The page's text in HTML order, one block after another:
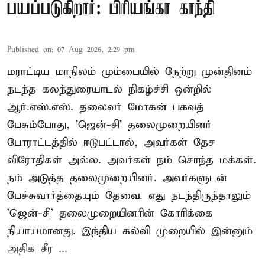
பயப்படுகிறார்: பிரியங்கா காந்தி
Published on: 07 Aug 2026, 2:29 pm
மராட்டிய மாநிலம் மும்பையில் நேற்று முன்தினம்
நடந்த கலந்துரையாடல் நிகழ்ச்சி ஒன்றில்
ஆர்.எஸ்.எஸ். தலைவர் மோகன் பகவத்
பேசும்போது, 'ஜென்-சி' தலைமுறையினர்
போராட்டத்தில் ஈடுபட்டால், அவர்கள் தேச
விரோதிகள் அல்ல. அவர்கள் நம் சொந்த மக்கள்.
நம் அடுத்த தலைமுறையினர். அவர்களுடன்
பேச்சுவார்த்தையும் தேவை. எது நடந்திருந்தாலும்
'ஜென்-சி' தலைமுறையினரின் கோரிக்கை
நியாயமானது. இந்திய கல்வி முறையில் இன்னும்
அதிக சீர ...